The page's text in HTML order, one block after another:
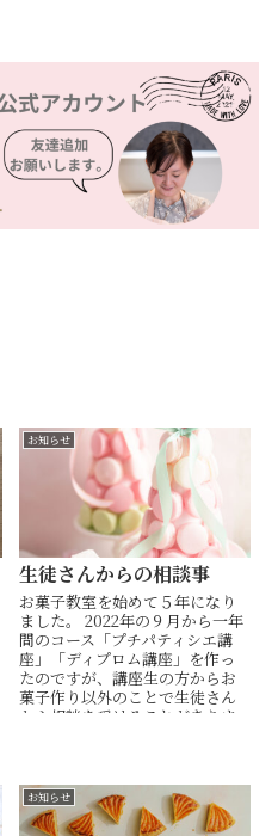
お知らせ
生徒さんからの相談事
お菓子教室を始めて５年になり
ました。 2022年の９月から一年
間のコース「プチパティシエ講
座」「ディプロム講座」を作っ
たのですが、講座生の方からお
菓子作り以外のことで生徒さん
から相談を受けることがありま
お知らせ